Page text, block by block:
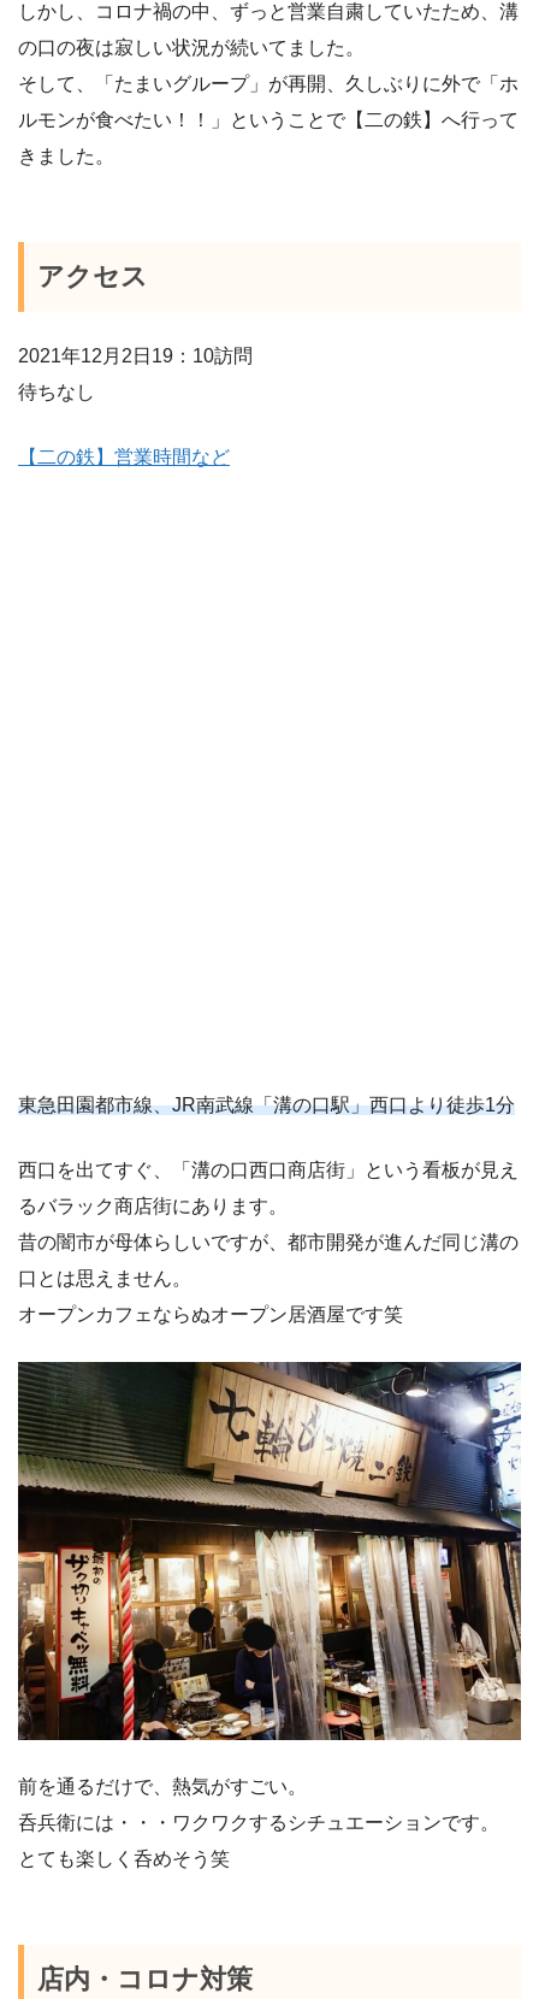
しかし、コロナ禍の中、ずっと営業自粛していたため、溝
の口の夜は寂しい状況が続いてました。
そして、「たまいグループ」が再開、久しぶりに外で「ホ
ルモンが食べたい！！」ということで【二の鉄】へ行って
きました。
アクセス
2021年12月2日19：10訪問
待ちなし
【二の鉄】営業時間など
東急田園都市線、JR南武線「溝の口駅」西口より徒歩1分
西口を出てすぐ、「溝の口西口商店街」という看板が見え
るバラック商店街にあります。
昔の闇市が母体らしいですが、都市開発が進んだ同じ溝の
口とは思えません。
オープンカフェならぬオープン居酒屋です笑
前を通るだけで、熱気がすごい。
呑兵衛には・・・ワクワクするシチュエーションです。
とても楽しく呑めそう笑
店内・コロナ対策